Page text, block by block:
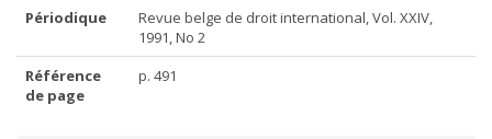
Périodique
Revue belge de droit international, Vol. XXIV,
1991, No 2
Référence
de page
p. 491